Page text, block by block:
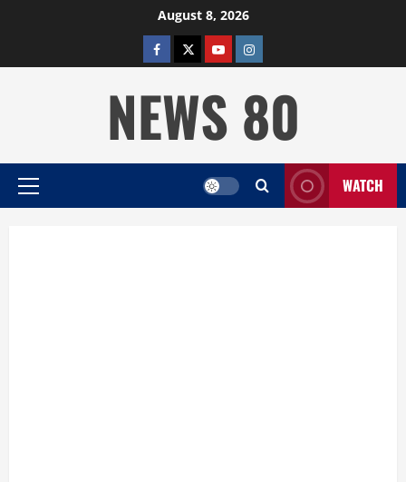
August 8, 2026
facebooktwitterYOUTUBE
instagram
NEWS 80
Primary
WATCH